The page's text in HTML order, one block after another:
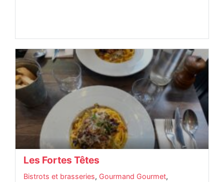
Les Fortes Têtes
Bistrots et brasseries, Gourmand Gourmet,